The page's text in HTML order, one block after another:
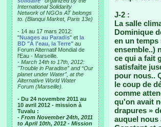
International Solidarity
Network of NGOs AT belongs
to. (Blanqui Market, Paris 13e)
- 14 au 17 mars 2012:
"Nuages au Paradis" et la
BD "A l'eau, la Terre" au
Forum Alternatif Mondial de
l'Eau - Marseille.
- March 14th to 17th, 2012:
"Trouble in Paradise” and “Our
planet under Water”, at the
Alternative World Water
Forum (Marseille).
- Du 24 novembre 2011 au
10 avril 2012 - mission à
Tuvalu :
- From November 24th, 2011
to April 10th, 2012 - Mission
J-2 :
La salle
Dominique
en un
ensemble..)
ce qui a fait
satisfaite
pour nous..
le coup de
comme
qu'on avait
drapures »
auquel